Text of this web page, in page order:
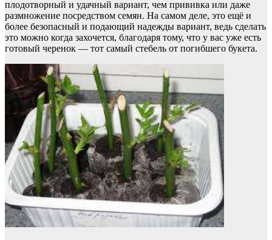
плодотворный и удачный вариант, чем прививка или даже
размножение посредством семян. На самом деле, это ещё и
более безопасный и подающий надежды вариант, ведь сделать
это можно когда захочется, благодаря тому, что у вас уже есть
готовый черенок — тот самый стебель от погибшего букета.